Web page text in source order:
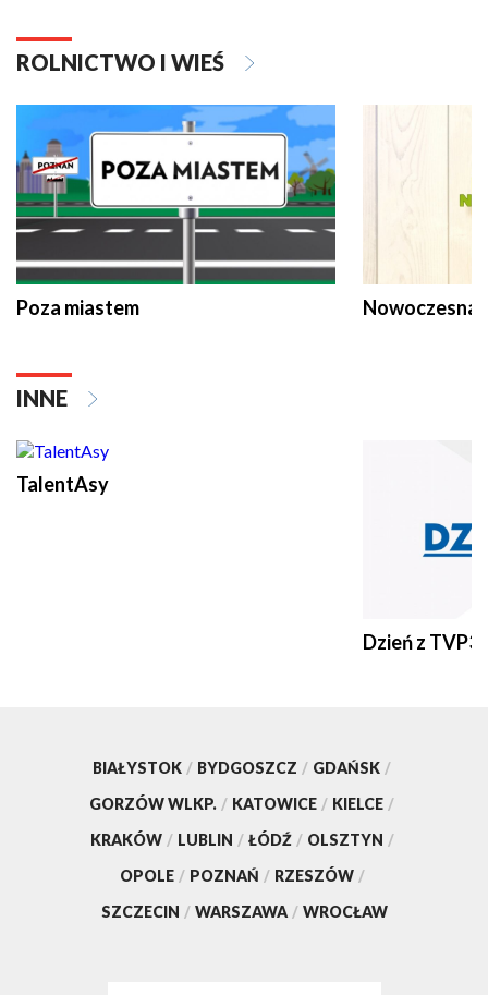
ROLNICTWO I WIEŚ
Poza miastem Nowoczesna
INNE
TalentAsy
Dzień z TVP3
BIAŁYSTOK / BYDGOSZCZ / GDAŃSK /
GORZÓW WLKP. / KATOWICE / KIELCE /
KRAKÓW / LUBLIN / ŁÓDŹ / OLSZTYN /
OPOLE / POZNAŃ / RZESZÓW /
SZCZECIN / WARSZAWA / WROCŁAW